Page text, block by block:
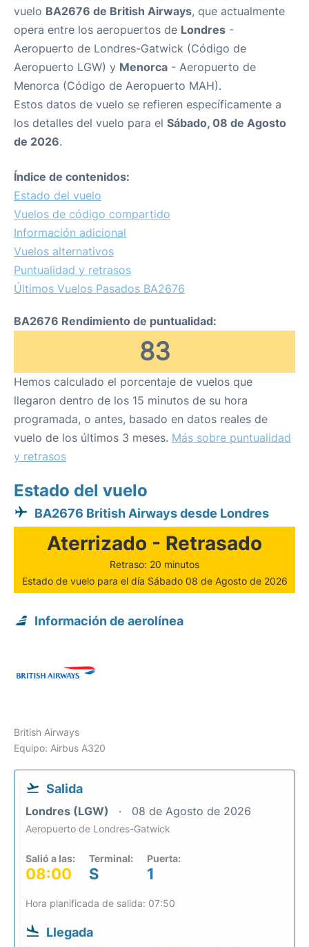
vuelo BA2676 de British Airways, que actualmente
opera entre los aeropuertos de Londres -
Aeropuerto de Londres-Gatwick (Código de
Aeropuerto LGW) y Menorca - Aeropuerto de
Menorca (Código de Aeropuerto MAH).
Estos datos de vuelo se refieren específicamente a
los detalles del vuelo para el Sábado, 08 de Agosto
de 2026.
Índice de contenidos:
Estado del vuelo
Vuelos de código compartido
Información adicional
Vuelos alternativos
Puntualidad y retrasos
Últimos Vuelos Pasados BA2676
BA2676 Rendimiento de puntualidad:
83
Hemos calculado el porcentaje de vuelos que
llegaron dentro de los 15 minutos de su hora
programada, o antes, basado en datos reales de
vuelo de los últimos 3 meses. Más sobre puntualidad
y retrasos
Estado del vuelo
BA2676 British Airways desde Londres
Aterrizado - Retrasado
Retraso: 20 minutos
Estado de vuelo para el día Sábado 08 de Agosto de 2026
Información de aerolínea
British Airways
Equipo: Airbus A320
Salida
Londres (LGW) 08 de Agosto de 2026
Aeropuerto de Londres-Gatwick
Salió a las:
08:00
Terminal:
S
Puerta:
1
Hora planificada de salida: 07:50
Llegada